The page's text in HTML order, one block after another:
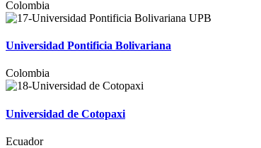
Colombia
Universidad Pontificia Bolivariana
Colombia
Universidad de Cotopaxi
Ecuador